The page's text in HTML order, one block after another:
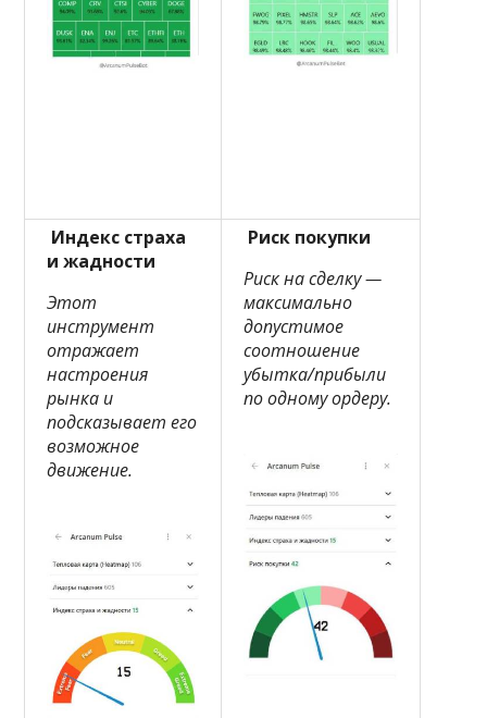
Индекс страха
и жадности
Этот
инструмент
отражает
настроения
рынка и
подсказывает его
возможное
движение.
Риск покупки
Риск на сделку —
максимально
допустимое
соотношение
убытка/прибыли
по одному ордеру.